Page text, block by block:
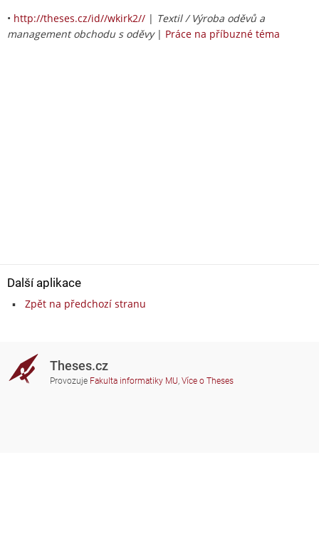
• http://theses.cz/id//wkirk2// | Textil / Výroba oděvů a
management obchodu s oděvy| Práce na příbuzné téma
Další aplikace
Zpět na předchozí stranu
Theses.cz
Provozuje Fakulta informatiky MU, Více o Theses